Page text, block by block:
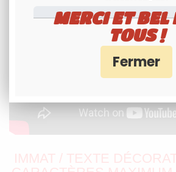
MERCI ET BEL
TOUS !
IMMAT / TEXTE